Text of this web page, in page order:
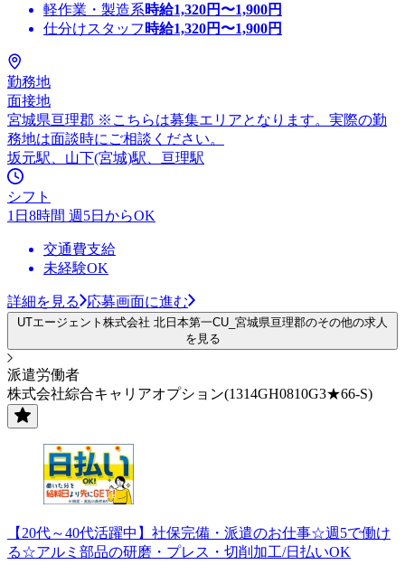
軽作業・製造系時給1,320円〜1,900円
仕分けスタッフ 時給1,320円〜1,900円
勤務地
面接地
宮城県亘理郡 ※こちらは募集エリアとなります。実際の勤
務地は面談時にご相談ください。
坂元駅、山下(宮城)駅、亘理駅
シフト
1日8時間 週5日からOK
交通費支給
未経験OK
詳細を見る 応募画面に進む
UTエージェント株式会社 北日本第一CU_宮城県亘理郡のその他の求人
を見る
派遣労働者
株式会社綜合キャリアオプション(1314GH0810G3★66-S)
【20代～40代活躍中】社保完備・派遣のお仕事☆週5で働け
る☆アルミ部品の研磨・プレス・切削加工/日払いOK